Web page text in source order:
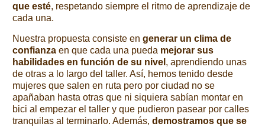
que esté, respetando siempre el ritmo de aprendizaje de
cada una.
Nuestra propuesta consiste en generar un clima de
confianza en que cada una pueda mejorar sus
habilidades en función de su nivel , aprendiendo unas
de otras a lo largo del taller. Así, hemos tenido desde
mujeres que salen en ruta pero por ciudad no se
apañaban hasta otras que ni siquiera sabían montar en
bici al empezar el taller y que pudieron pasear por calles
tranquilas al terminarlo. Además, demostramos que se